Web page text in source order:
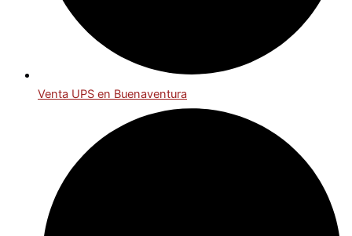
Venta UPS en Buenaventura